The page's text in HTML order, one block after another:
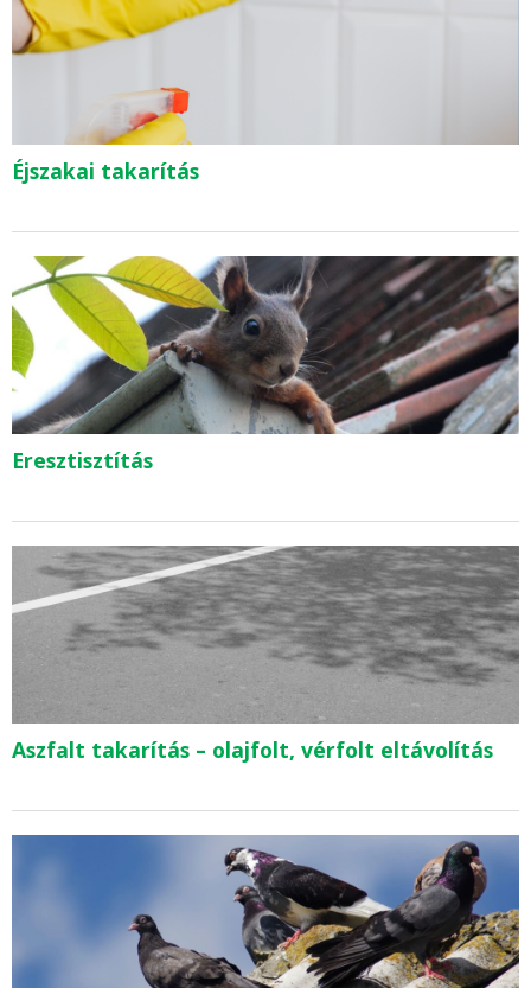
Éjszakai takarítás
Eresztisztítás
Aszfalt takarítás – olajfolt, vérfolt eltávolítás